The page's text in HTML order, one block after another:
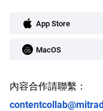
App Store
MacOS
內容合作請聯繫：